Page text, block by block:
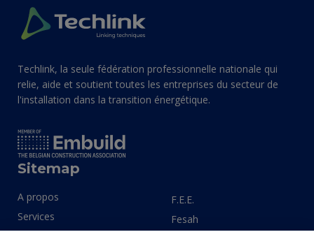
Techlink, la seule fédération professionnelle nationale qui
relie, aide et soutient toutes les entreprises du secteur de
l'installation dans la transition énergétique.
Sitemap
A propos
Services
F.E.E.
Fesah